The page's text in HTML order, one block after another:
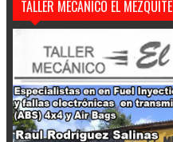
TALLER MECANICO EL MEZQUITE